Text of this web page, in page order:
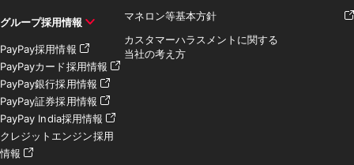
グループ採用情報
PayPay採用情報
PayPayカード採用情報
PayPay銀行採用情報
PayPay証券採用情報
PayPay India採用情報
クレジットエンジン採用
情報
マネロン等基本方針
カスタマーハラスメントに関する
当社の考え方